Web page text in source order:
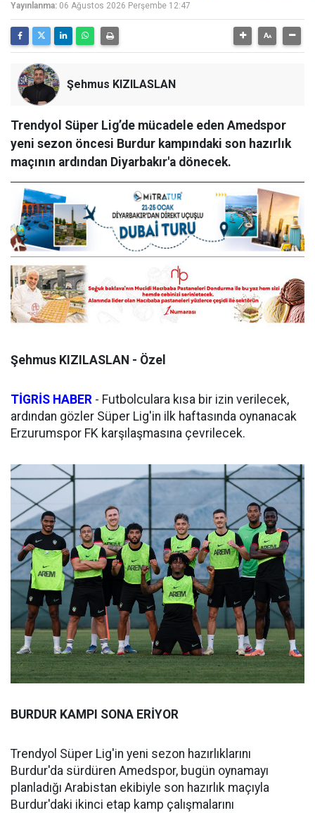
Yayınlanma: 06 Ağustos 2026 Perşembe 12:47
Şehmus KIZILASLAN
Trendyol Süper Lig’de mücadele eden Amedspor
yeni sezon öncesi Burdur kampındaki son hazırlık
maçının ardından Diyarbakır'a dönecek.
Şehmus KIZILASLAN - Özel
TİGRİS HABER - Futbolculara kısa bir izin verilecek,
ardından gözler Süper Lig'in ilk haftasında oynanacak
Erzurumspor FK karşılaşmasına çevrilecek.
BURDUR KAMPI SONA ERİYOR
Trendyol Süper Lig'in yeni sezon hazırlıklarını
Burdur'da sürdüren Amedspor, bugün oynamayı
planladığı Arabistan ekibiyle son hazırlık maçıyla
Burdur'daki ikinci etap kamp çalışmalarını